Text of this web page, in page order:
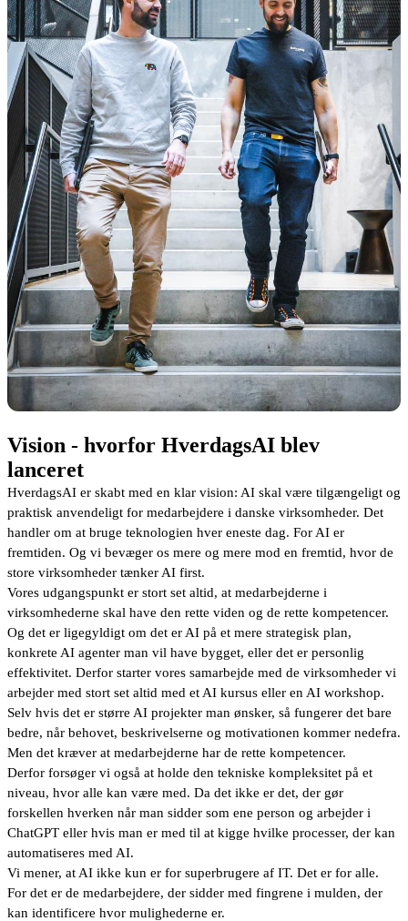
Vision - hvorfor HverdagsAI blev
lanceret
HverdagsAI er skabt med en klar vision: AI skal være tilgængeligt og
praktisk anvendeligt for medarbejdere i danske virksomheder. Det
handler om at bruge teknologien hver eneste dag. For AI er
fremtiden. Og vi bevæger os mere og mere mod en fremtid, hvor de
store virksomheder tænker AI first.
Vores udgangspunkt er stort set altid, at medarbejderne i
virksomhederne skal have den rette viden og de rette kompetencer.
Og det er ligegyldigt om det er AI på et mere strategisk plan,
konkrete AI agenter man vil have bygget, eller det er personlig
effektivitet. Derfor starter vores samarbejde med de virksomheder vi
arbejder med stort set altid med et AI kursus eller en AI workshop.
Selv hvis det er større AI projekter man ønsker, så fungerer det bare
bedre, når behovet, beskrivelserne og motivationen kommer nedefra.
Men det kræver at medarbejderne har de rette kompetencer.
Derfor forsøger vi også at holde den tekniske kompleksitet på et
niveau, hvor alle kan være med. Da det ikke er det, der gør
forskellen hverken når man sidder som ene person og arbejder i
ChatGPT eller hvis man er med til at kigge hvilke processer, der kan
automatiseres med AI.
Vi mener, at AI ikke kun er for superbrugere af IT. Det er for alle.
For det er de medarbejdere, der sidder med fingrene i mulden, der
kan identificere hvor mulighederne er.